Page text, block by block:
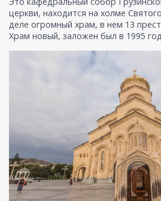
церкви, находится на холме
деле огромный храм, в нем 13
Храм новый, заложен был в 1995